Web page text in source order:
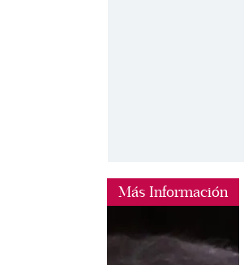
Más Información